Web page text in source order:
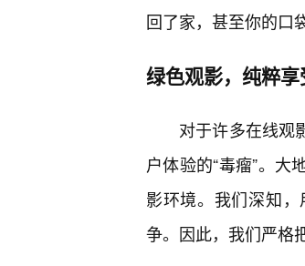
回了家，甚至你的口
绿色观影，纯粹
对于许多在线观
户体验的“毒瘤”。
影环境。我们深知
争。因此，我们严格